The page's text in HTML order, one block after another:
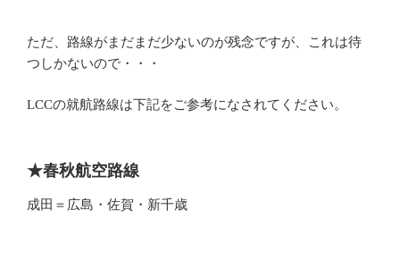
ただ、路線がまだまだ少ないのが残念ですが、これは待
つしかないので・・・
LCCの就航路線は下記をご参考になされてください。
★春秋航空路線
成田＝広島・佐賀・新千歳